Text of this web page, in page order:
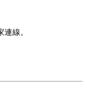
線。